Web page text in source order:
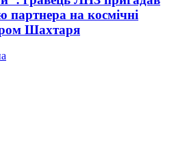
партнера на космічні
Шахтаря